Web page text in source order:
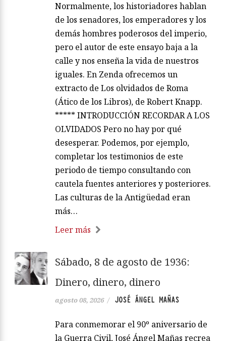
Normalmente, los historiadores hablan
de los senadores, los emperadores y los
demás hombres poderosos del imperio,
pero el autor de este ensayo baja a la
calle y nos enseña la vida de nuestros
iguales. En Zenda ofrecemos un
extracto de Los olvidados de Roma
(Ático de los Libros), de Robert Knapp.
***** INTRODUCCIÓN RECORDAR A LOS
OLVIDADOS Pero no hay por qué
desesperar. Podemos, por ejemplo,
completar los testimonios de este
periodo de tiempo consultando con
cautela fuentes anteriores y posteriores.
Las culturas de la Antigüedad eran
más…
Leer más
Sábado, 8 de agosto de 1936:
Dinero, dinero, dinero
agosto 08, 2026 / JOSÉ ÁNGEL MAÑAS
Para conmemorar el 90º aniversario de
la Guerra Civil, José Ángel Mañas recrea